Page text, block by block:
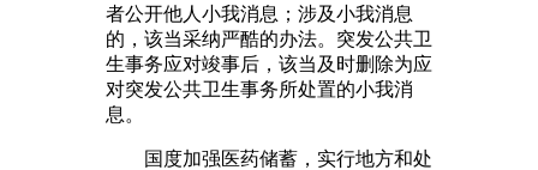
者公开他人小我消息；涉及小我消息
的，该当采纳严酷的办法。突发公共卫
生事务应对竣事后，该当及时删除为应
对突发公共卫生事务所处置的小我消
息。
国度加强医药储蓄，实行地方和处